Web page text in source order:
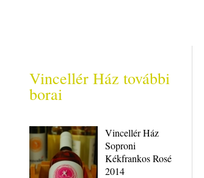
Vincellér Ház további
borai
Vincellér Ház
Soproni
Kékfrankos Rosé
2014